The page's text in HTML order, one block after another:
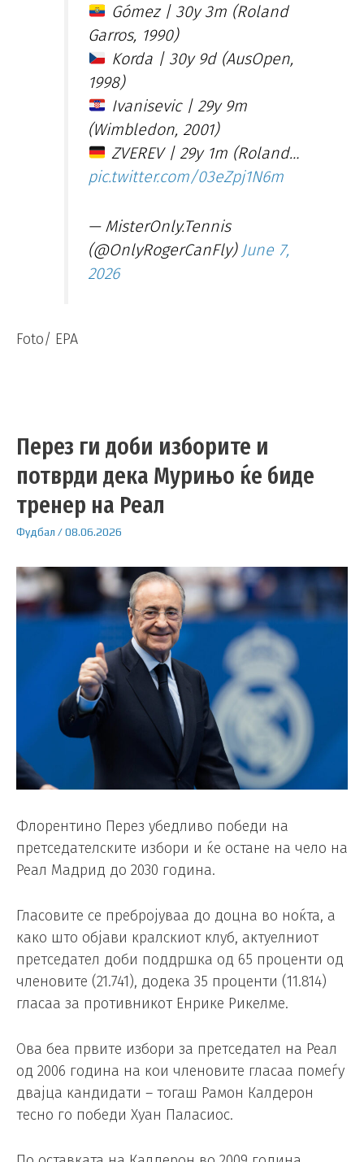
Gómez | 30y 3m (Roland
Garros, 1990)
Korda | 30y 9d (AusOpen,
1998)
Ivanisevic | 29y 9m
(Wimbledon, 2001)
ZVEREV | 29y 1m (Roland…
pic.twitter.com/03eZpj1N6m
— MisterOnly.Tennis
(@OnlyRogerCanFly) June 7,
2026
Foto/ EPA
Перез ги доби изборите и
потврди дека Мурињо ќе биде
тренер на Реал
Фудбал /08.06.2026
Флорентино Перез убедливо победи на
претседателските избори и ќе остане на чело на
Реал Мадрид до 2030 година.
Гласовите се пребројуваа до доцна во ноќта, а
како што објави кралскиот клуб, актуелниот
претседател доби поддршка од 65 проценти од
членовите (21.741), додека 35 проценти (11.814)
гласаа за противникот Енрике Рикелме.
Ова беа првите избори за претседател на Реал
од 2006 година на кои членовите гласаа помеѓу
двајца кандидати – тогаш Рамон Калдерон
тесно го победи Хуан Паласиос.